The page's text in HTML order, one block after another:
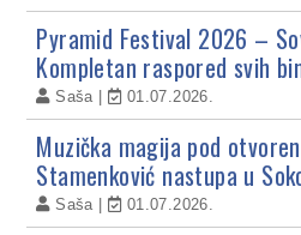
Pyramid Festival 2026 –
Kompletan raspored svih
Saša 01.07.2026.
Muzička magija pod
Stamenković nastupa u
Saša 01.07.2026.